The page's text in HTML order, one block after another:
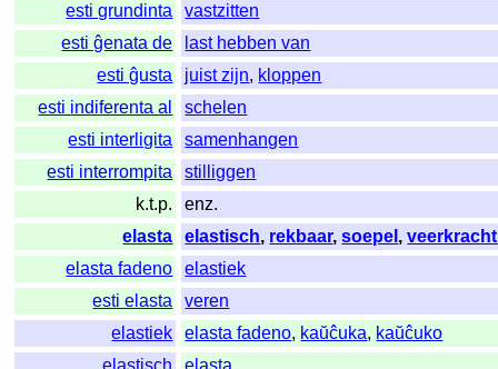
esti grundinta
vastzitten
esti ĝenata de
last hebben van
esti ĝusta
juist zijn, kloppen
esti indiferenta al
schelen
esti interligita
samenhangen
esti interrompita
stilliggen
k.t.p.
enz.
elasta
elastisch, rekbaar,soepel ,
elasta fadeno
elastiek
esti elasta
veren
elastiek
elasta fadeno, kaŭĉuka, kaŭĉuko